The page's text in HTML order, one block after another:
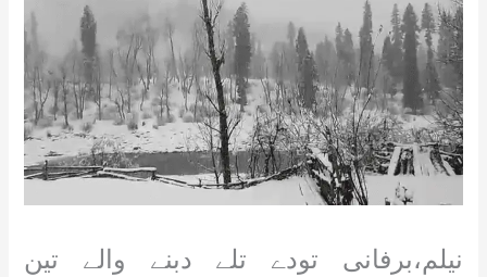
نیلم،برفانی تودے تلے دبنے والے تین